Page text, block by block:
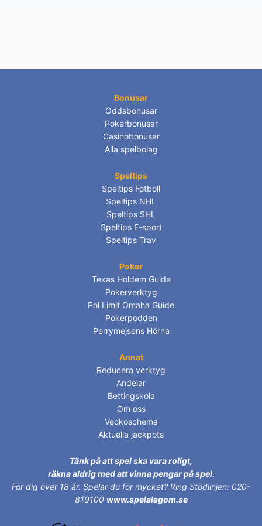
Bonusar
Oddsbonusar
Pokerbonusar
Casinobonusar
Alla spelbolag
Speltips
Speltips Fotboll
Speltips NHL
Speltips SHL
Speltips E-sport
Speltips Trav
Poker
Texas Holdem Guide
Pokerverktyg
Pol Limit Omaha Guide
Pokerpodden
Perrymejsens Hörna
Annat
Reducera verktyg
Andelar
Bettingskola
Om oss
Veckoschema
Aktuella jackpots
Tänk på att spel ska vara roligt,
räkna aldrig med att vinna pengar på spel.
För dig över 18 år. Spelar du för mycket? Ring Stödlinjen: 020-
819100 www.spelalagom.se